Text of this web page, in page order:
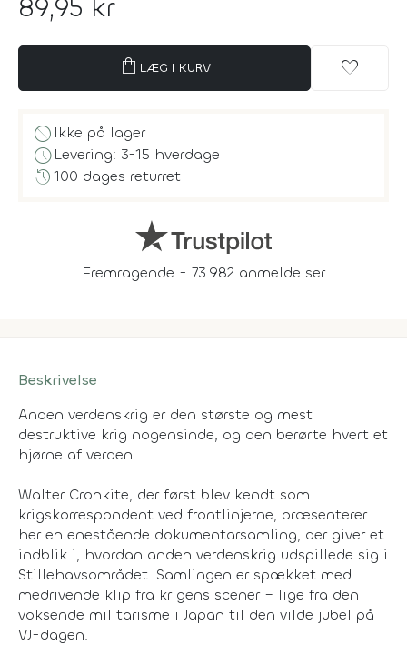
89,95 kr
shopping_bag LÆG I KURV favorite
block Ikke på lager
scheduleLevering: 3-15 hverdage
history100 dages returret
Fremragende - 73.982 anmeldelser
Beskrivelse
Anden verdenskrig er den største og mest
destruktive krig nogensinde, og den berørte hvert et
hjørne af verden.
Walter Cronkite, der først blev kendt som
krigskorrespondent ved frontlinjerne, præsenterer
her en enestående dokumentarsamling, der giver et
indblik i, hvordan anden verdenskrig udspillede sig i
Stillehavsområdet. Samlingen er spækket med
medrivende klip fra krigens scener – lige fra den
voksende militarisme i Japan til den vilde jubel på
VJ-dagen.